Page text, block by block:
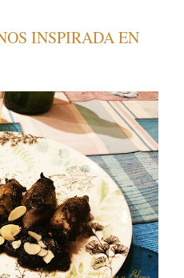
INSPIRADA EN